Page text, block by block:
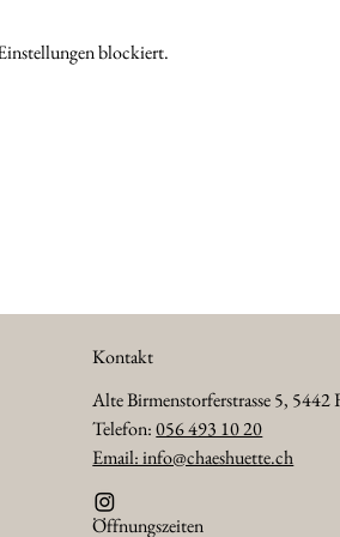
blockiert.
Kontakt
Alte Birmenstorferstrasse 5, 5442
Telefon:056 493 10 20
Email: info@chaeshuette.ch
Öffnungszeiten